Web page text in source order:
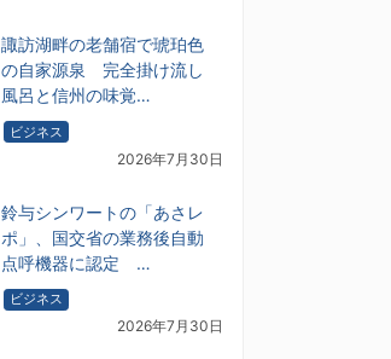
諏訪湖畔の老舗宿で琥珀色
の自家源泉 完全掛け流し
風呂と信州の味覚…
ビジネス
2026年7月30日
鈴与シンワートの「あさレ
ポ」、国交省の業務後自動
点呼機器に認定 …
ビジネス
2026年7月30日